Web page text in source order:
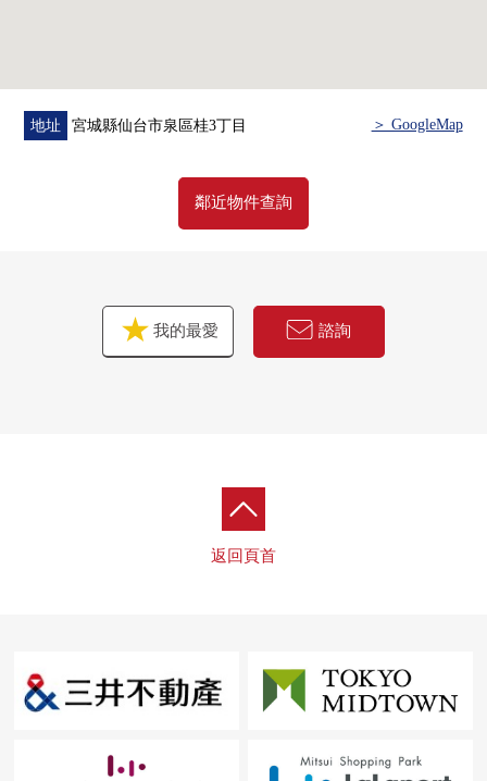
地址 宮城縣仙台市泉區桂3丁目 ＞ GoogleMap
鄰近物件查詢
我的最愛 諮詢
返回頁首